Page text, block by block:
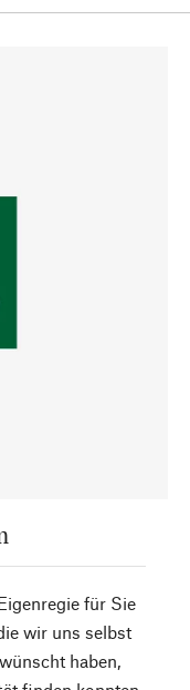
für Sie
wir uns selbst
haben,